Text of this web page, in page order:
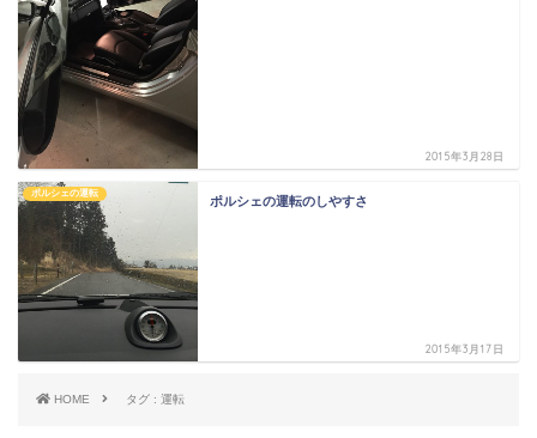
2015年3月28日
ポルシェの運転
ポルシェの運転のしやすさ
2015年3月17日
HOME タグ : 運転